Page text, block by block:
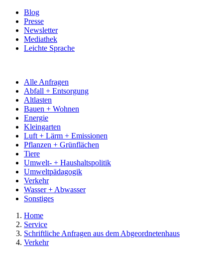
Blog
Presse
Newsletter
Mediathek
Leichte Sprache
Alle Anfragen
Abfall + Entsorgung
Altlasten
Bauen + Wohnen
Energie
Kleingarten
Luft + Lärm + Emissionen
Pflanzen + Grünflächen
Tiere
Umwelt- + Haushaltspolitik
Umweltpädagogik
Verkehr
Wasser + Abwasser
Sonstiges
Home
Service
Schriftliche Anfragen aus dem Abgeordnetenhaus
Verkehr